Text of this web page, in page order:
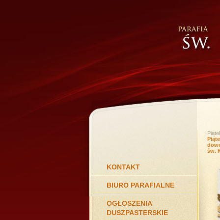
św.
KONTAKT
BIURO PARAFIALNE
OGŁOSZENIA
DUSZPASTERSKIE